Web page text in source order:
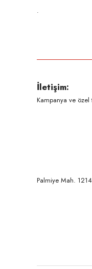
.
Ürün
Ürün
İletişim:
Kampanya ve özel
Palmiye Mah. 1214 Sok. Koluman Plaza 2/B